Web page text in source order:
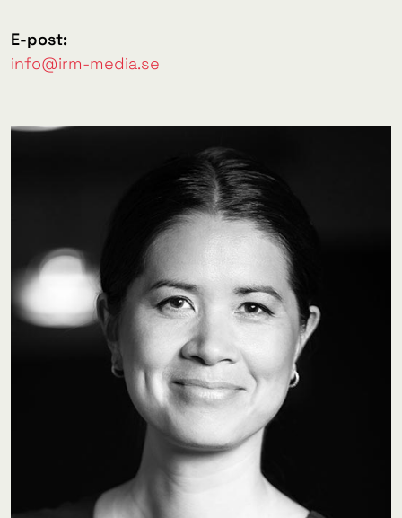
E-post:
info@irm-media.se